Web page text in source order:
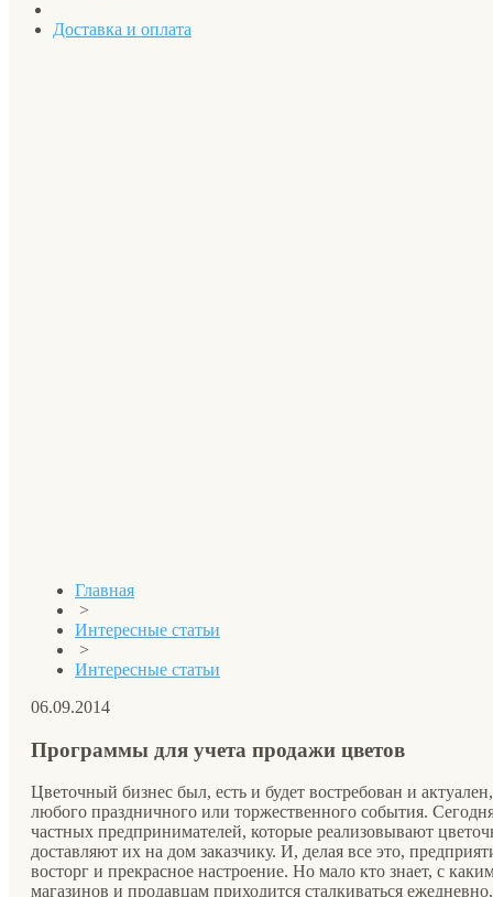
Доставка и оплата
Главная
>
Интересные статьи
>
Интересные статьи
06.09.2014
Программы для учета продажи цветов
Цветочный бизнес был, есть и будет востребован и
любого праздничного или торжественного события.
частных предпринимателей, которые реализовывают
доставляют их на дом заказчику. И, делая все это,
восторг и прекрасное настроение. Но мало кто знает, с
магазинов и продавцам приходится сталкиваться ежедневно.